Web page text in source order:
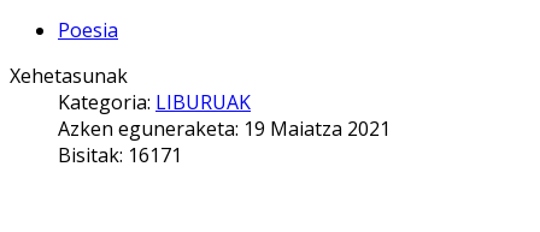
Poesia
Xehetasunak
Kategoria: LIBURUAK
Azken eguneraketa: 19 Maiatza 2021
Bisitak: 16171